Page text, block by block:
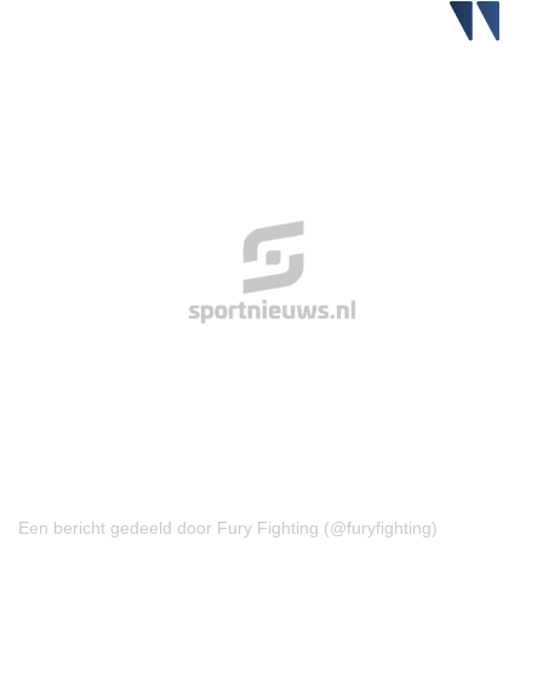
Een bericht gedeeld door Fury Fighting (@furyfighting)